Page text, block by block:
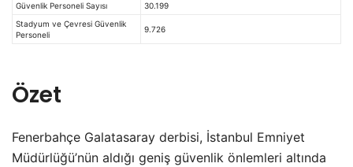
Güvenlik Personeli Sayısı
30.199
Stadyum ve Çevresi Güvenlik
Personeli
9.726
Özet
Fenerbahçe Galatasaray derbisi, İstanbul Emniyet
Müdürlüğü’nün aldığı geniş güvenlik önlemleri altında